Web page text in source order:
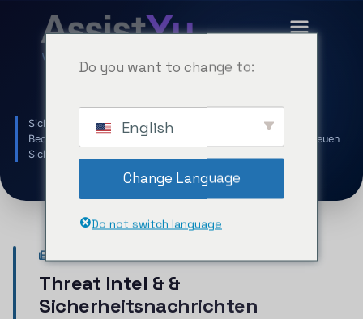
Sicherheitseinblicke von Experten zu den neuesten
Bedrohungen, Datenlecks, Zero-Day-Schwachstellen und neuen
Sicherheitstechnologien — täglich aktualisiert
Threat Intel & &
Sicherheitsnachrichten
Do you want to change to:
English
Change Language
Do not switch language